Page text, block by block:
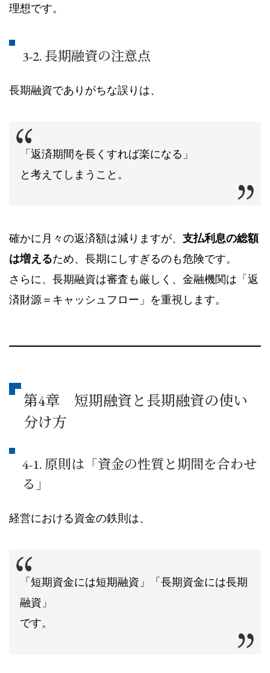
理想です。
3-2. 長期融資の注意点
長期融資でありがちな誤りは、
「返済期間を長くすれば楽になる」
と考えてしまうこと。
確かに月々の返済額は減りますが、 支払利息の総額
は増えるため、長期にしすぎるのも危険です。
さらに、長期融資は審査も厳しく、金融機関は「返
済財源＝キャッシュフロー」を重視します。
第4章 短期融資と長期融資の使い
分け方
4-1. 原則は「資金の性質と期間を合わせ
る」
経営における資金の鉄則は、
「短期資金には短期融資」「長期資金には長期
融資」
です。